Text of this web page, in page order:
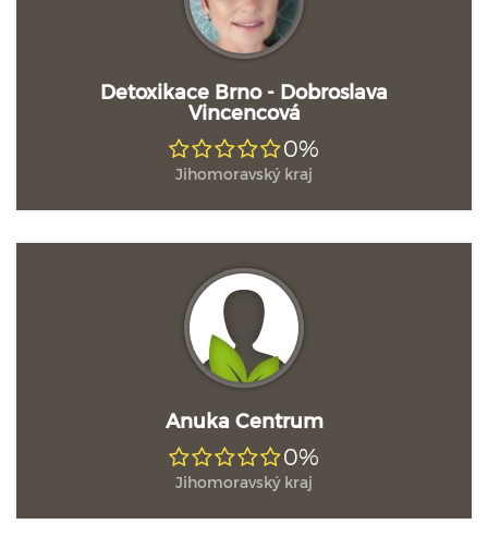
Detoxikace Brno - Dobroslava
Vincencová
0%
Jihomoravský kraj
Anuka Centrum
0%
Jihomoravský kraj